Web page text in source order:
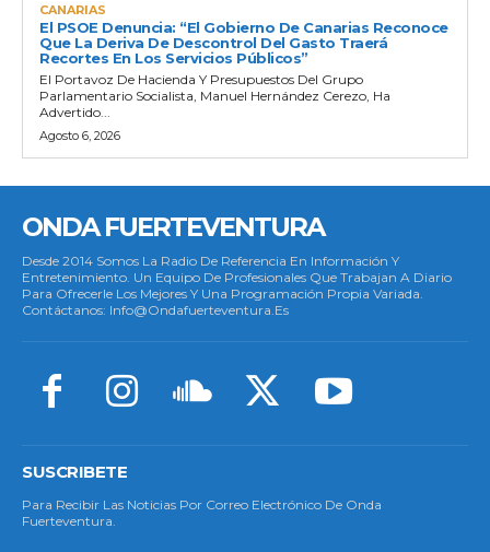
CANARIAS
El PSOE Denuncia: “El Gobierno De Canarias Reconoce
Que La Deriva De Descontrol Del Gasto Traerá
Recortes En Los Servicios Públicos”
El Portavoz De Hacienda Y Presupuestos Del Grupo
Parlamentario Socialista, Manuel Hernández Cerezo, Ha
Advertido...
Agosto 6, 2026
ONDA FUERTEVENTURA
Desde 2014 Somos La Radio De Referencia En Información Y
Entretenimiento. Un Equipo De Profesionales Que Trabajan A Diario
Para Ofrecerle Los Mejores Y Una Programación Propia Variada.
Contáctanos: Info@ondafuerteventura.es
SUSCRIBETE
Para Recibir Las Noticias Por Correo Electrónico De Onda
Fuerteventura.